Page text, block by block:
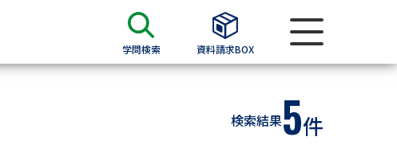
学問検索 資料請求BOX
求
検索結果5件